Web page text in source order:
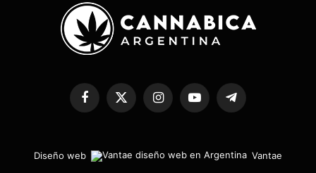
FacebookX
(Twitter)
InstagramYouTube Telegram
Diseño web Vantae